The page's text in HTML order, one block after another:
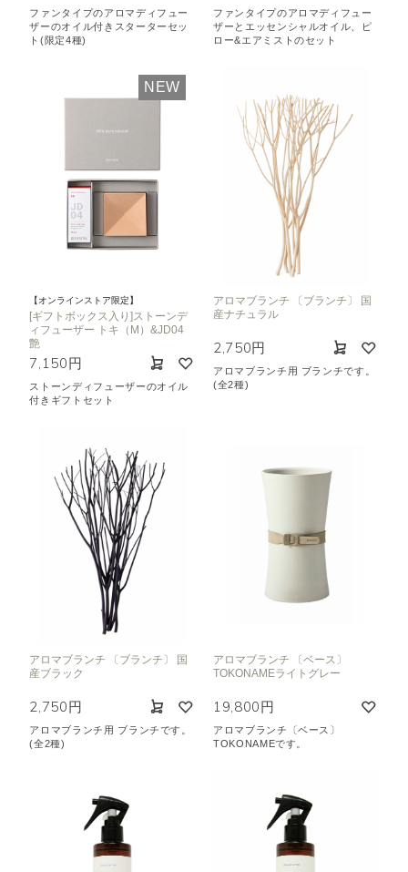
ファンタイプのアロマディフュー
ザーのオイル付きスターターセッ
ト(限定4種)
ファンタイプのアロマディフュー
ザーとエッセンシャルオイル、ピ
ロー&エアミストのセット
NEW
【オンラインストア限定】
[ギフトボックス入り]ストーンデ
ィフューザー トキ（M）&JD04
艶
7,150円
ストーンディフューザーのオイル
付きギフトセット
アロマブランチ 〔ブランチ〕 国
産ナチュラル
2,750円
アロマブランチ用 ブランチです。
(全2種)
アロマブランチ 〔ブランチ〕 国
産ブラック
2,750円
アロマブランチ用 ブランチです。
(全2種)
アロマブランチ 〔ベース〕
TOKONAMEライトグレー
19,800円
アロマブランチ〔ベース〕
TOKONAMEです。